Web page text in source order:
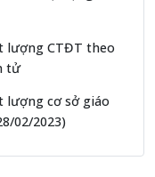
lượng CTĐT theo
tử
lượng cơ sở giáo
02/2023)